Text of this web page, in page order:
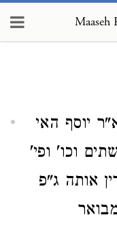
Maaseh
יוסף האי
וכו' ופי'
אותה ג"פ